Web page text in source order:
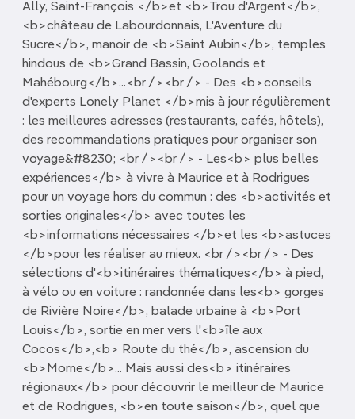
Ally, Saint-François </b>et <b>Trou d'Argent</b>,
<b>château de Labourdonnais, L'Aventure du
Sucre</b>, manoir de <b>Saint Aubin</b>, temples
hindous de <b>Grand Bassin, Goolands et
Mahébourg</b>...<br /><br /> - Des <b>conseils
d'experts Lonely Planet </b>mis à jour régulièrement
: les meilleures adresses (restaurants, cafés, hôtels),
des recommandations pratiques pour organiser son
voyage&#8230; <br /><br /> - Les<b> plus belles
expériences</b> à vivre à Maurice et à Rodrigues
pour un voyage hors du commun : des <b>activités et
sorties originales</b> avec toutes les
<b>informations nécessaires </b>et les <b>astuces
</b>pour les réaliser au mieux. <br /><br /> - Des
sélections d'<b>itinéraires thématiques</b> à pied,
à vélo ou en voiture : randonnée dans les<b> gorges
de Rivière Noire</b>, balade urbaine à <b>Port
Louis</b>, sortie en mer vers l'<b>île aux
Cocos</b>,<b> Route du thé</b>, ascension du
<b>Morne</b>... Mais aussi des<b> itinéraires
régionaux</b> pour découvrir le meilleur de Maurice
et de Rodrigues, <b>en toute saison</b>, quel que